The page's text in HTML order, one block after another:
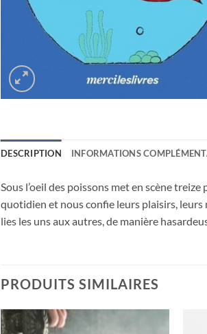
DESCRIPTION INFORMATIONS
Sous l’oeil des poissons met en scène
quotidien et nous confie leurs plaisirs, leurs
lies les uns aux autres, de manière
PRODUITS SIMILAIRES